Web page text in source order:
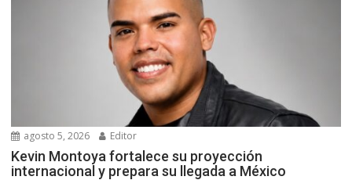
agosto 5, 2026 Editor
Kevin Montoya fortalece su proyección
internacional y prepara su llegada a México